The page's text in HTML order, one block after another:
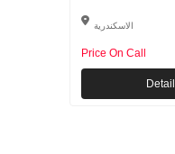
الاسكندرية
Price On Call
Detail